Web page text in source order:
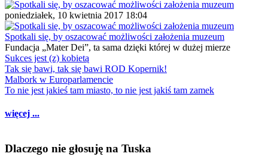
poniedziałek, 10 kwietnia 2017 18:04
Spotkali się, by oszacować możliwości założenia muzeum
Fundacja „Mater Dei”, ta sama dzięki której w dużej mierze
Sukces jest (z) kobietą
Tak się bawi, tak się bawi ROD Kopernik!
Malbork w Europarlamencie
To nie jest jakieś tam miasto, to nie jest jakiś tam zamek
więcej ...
Dlaczego nie głosuję na Tuska